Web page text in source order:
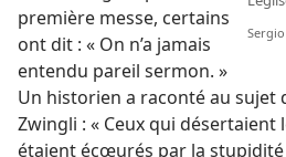
première messe, certains
ont dit : « On n’a jamais
entendu pareil sermon. »
Un historien a raconté au sujet
Zwingli : « Ceux qui désertaient
étaient écœurés par la